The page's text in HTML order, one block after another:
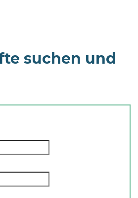
suchen und